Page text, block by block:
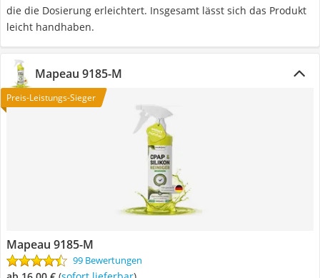
die die Dosierung erleichtert. Insgesamt lässt sich das Produkt
leicht handhaben.
Mapeau ‎9185-M
Preis-Leistungs-Sieger
Mapeau ‎9185-M
99 Bewertungen